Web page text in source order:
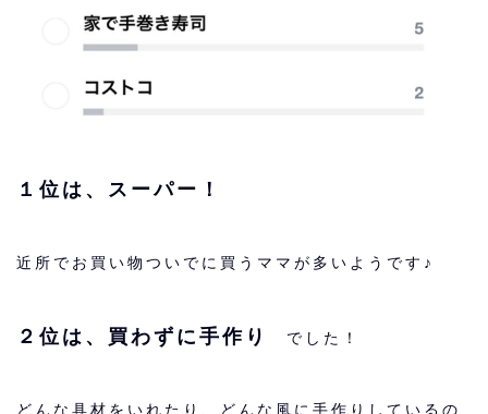
１位は、スーパー！
近所でお買い物ついでに買うママが多いようです♪
２位は、買わずに手作り でした！
どんな具材をいれたり、どんな風に手作りしているの